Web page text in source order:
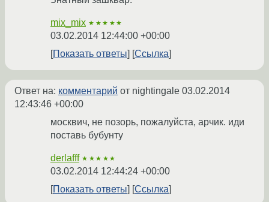
mix_mix ★★★★★
03.02.2014 12:44:00 +00:00
Показать ответы
Ссылка
Ответ на: комментарий от nightingale 03.02.2014
12:43:46 +00:00
москвич, не позорь, пожалуйста, арчик. иди
поставь бубунту
derlafff ★★★★★
03.02.2014 12:44:24 +00:00
Показать ответы
Ссылка